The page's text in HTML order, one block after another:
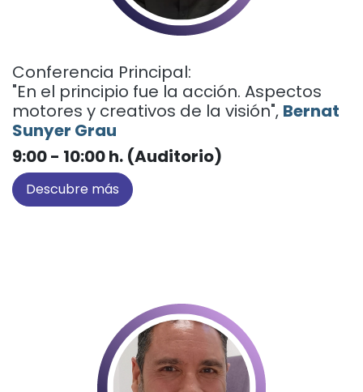
Conferencia Principal:
"En el principio fue la acción. Aspectos
motores y creativos de la visión", Bernat
Sunyer Grau
9:00 - 10:00 h. (Auditorio)
Descubre más